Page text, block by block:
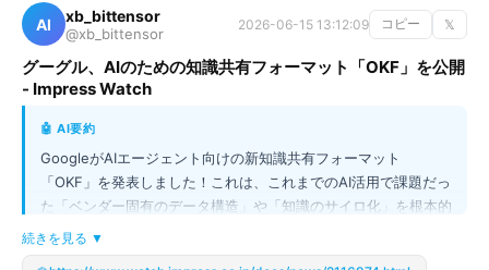
AI xb_bittensor
@xb_bittensor
2026-06-15 13:12:09 コピー 𝕏
グーグル、AIのための知識共有フォーマット「OKF」を公開
- Impress Watch
🤖 AI要約
GoogleがAIエージェント向けの新知識共有フォーマット
「OKF」を発表しました！これは、これまでのAI活用で課題だっ
た「ベンダー固有のデータ構造」や「知識のサイロ化」を根本的
に解決する画期的な仕組みです。OKFは、誰もが知っている
Markdownと構造化データYAMLを組み合わせることで、組織の
続きを見る ▼